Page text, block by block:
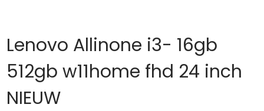
Lenovo Allinone i3- 16gb
512gb w11home fhd 24 inch
NIEUW